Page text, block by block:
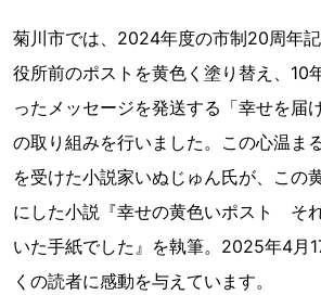
菊川市では、2024年度の市制20周年
役所前のポストを黄色く塗り替え、10
ったメッセージを発送する「幸せを届
の取り組みを行いました。この心温ま
を受けた小説家いぬじゅん氏が、この
にした小説『幸せの黄色いポスト そ
いた手紙でした』を執筆。2025年4月
くの読者に感動を与えています。